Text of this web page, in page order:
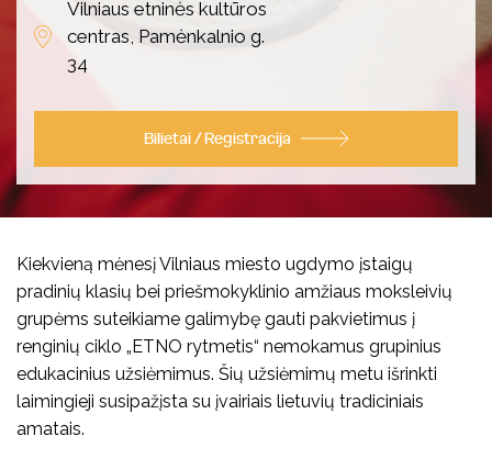
Koncertai
Visi edukaciniai užsiėmimai
Knygos
Vaizdo ir garso įrašai
Kūrybiniai rinkiniai
Vilniaus folkloro ansambliai
Archyvas
Vilniaus etninės kultūros
centras, Pamėnkalnio g.
34
Bilietai / Registracija
Kiekvieną mėnesį Vilniaus miesto ugdymo įstaigų
pradinių klasių bei priešmokyklinio amžiaus moksleivių
grupėms suteikiame galimybę gauti pakvietimus į
renginių ciklo „ETNO rytmetis“ nemokamus grupinius
edukacinius užsiėmimus. Šių užsiėmimų metu išrinkti
laimingieji susipažįsta su įvairiais lietuvių tradiciniais
amatais.